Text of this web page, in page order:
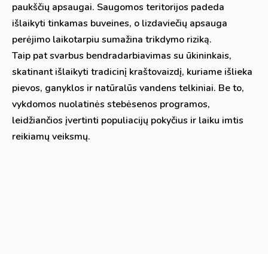
paukščių apsaugai. Saugomos teritorijos padeda
išlaikyti tinkamas buveines, o lizdaviečių apsauga
perėjimo laikotarpiu sumažina trikdymo riziką.
Taip pat svarbus bendradarbiavimas su ūkininkais,
skatinant išlaikyti tradicinį kraštovaizdį, kuriame išlieka
pievos, ganyklos ir natūralūs vandens telkiniai. Be to,
vykdomos nuolatinės stebėsenos programos,
leidžiančios įvertinti populiacijų pokyčius ir laiku imtis
reikiamų veiksmų.